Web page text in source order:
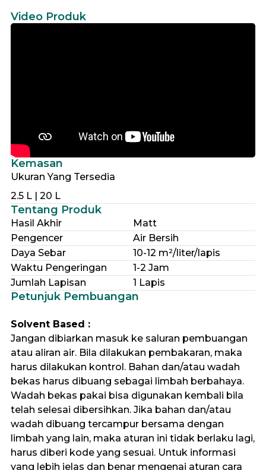
Kemasan
Ukuran Yang Tersedia
2.5 L | 20 L
Tentang Produk
Hasil Akhir
Matt
Pengencer
Air Bersih
Daya Sebar
10-12 m²/liter/lapis
Waktu Pengeringan
1-2 Jam
Jumlah Lapisan
1 Lapis
Video Produk
Petunjuk Pembuangan
Solvent Based :
Jangan dibiarkan masuk ke saluran pembuangan
atau aliran air. Bila dilakukan pembakaran, maka
harus dilakukan kontrol. Bahan dan/atau wadah
bekas harus dibuang sebagai limbah berbahaya.
Wadah bekas pakai bisa digunakan kembali bila
telah selesai dibersihkan. Jika bahan dan/atau
wadah dibuang tercampur bersama dengan
limbah yang lain, maka aturan ini tidak berlaku lagi,
harus diberi kode yang sesuai. Untuk informasi
yang lebih jelas dan benar mengenai aturan cara